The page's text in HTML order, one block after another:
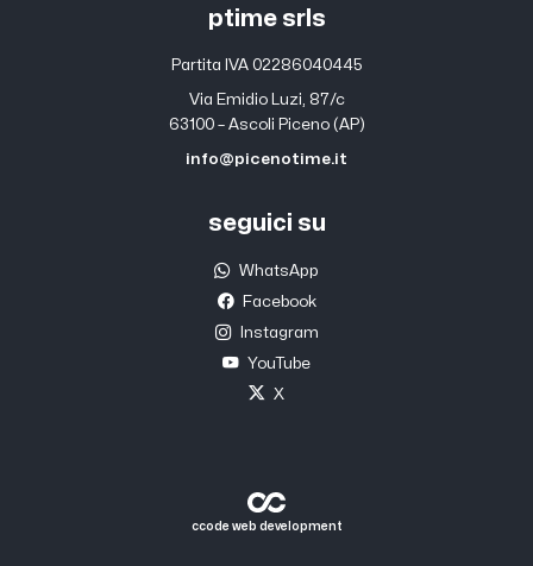
ptime srls
Partita IVA 02286040445
Via Emidio Luzi, 87/c
63100 – Ascoli Piceno (AP)
info@picenotime.it
seguici su
WhatsApp
Facebook
Instagram
YouTube
X
ccode web development